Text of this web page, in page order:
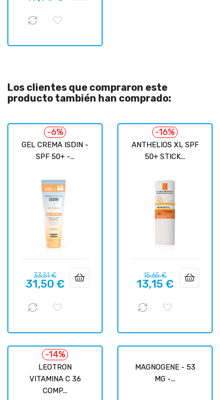
Los clientes que compraron este
producto también han comprado:
GEL CREMA ISDIN -
SPF 50+ -...
-6%
Precio
regular
33,51 €Precio
31,50 €
ANTHELIOS XL SPF
50+ STICK...
-16%
Precio
regular
15,65 €Precio
13,15 €
LEOTRON
VITAMINA C 36
COMP...
-14%
MAGNOGENE - 53
MG -...